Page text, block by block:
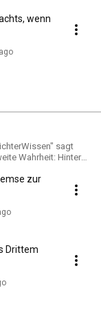
wenn
sagt
Wahrheit: Hinter
nach Prinzipien
zur
Drittem